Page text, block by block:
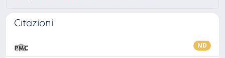
Citazioni
ND